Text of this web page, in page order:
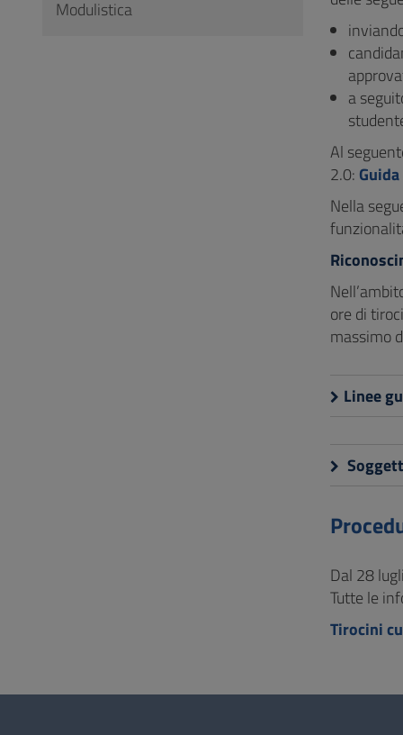
a
Al
2.0:
Nella
ore di
massimo
Linee
Dal 28
Tutte le
Tirocini
Modulistica
Questionario